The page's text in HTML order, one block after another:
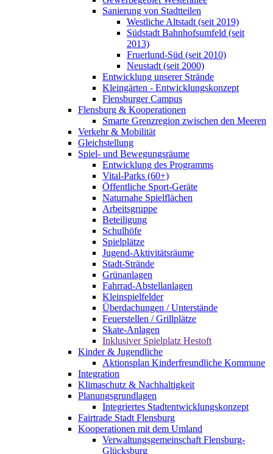
Sanierung von Stadtteilen
Westliche Altstadt (seit 2019)
Südstadt Bahnhofsumfeld (seit
2013)
Fruerlund-Süd (seit 2010)
Neustadt (seit 2000)
Entwicklung unserer Strände
Kleingärten - Entwicklungskonzept
Flensburger Campus
Flensburg & Kooperationen
Smarte Grenzregion zwischen den Meeren
Verkehr & Mobilität
Gleichstellung
Spiel- und Bewegungsräume
Entwicklung des Programms
Vital-Parks (60+)
Öffentliche Sport-Geräte
Naturnahe Spielflächen
Arbeitsgruppe
Beteiligung
Schulhöfe
Spielplätze
Jugend-Aktivitätsräume
Stadt-Strände
Grünanlagen
Fahrrad-Abstellanlagen
Kleinspielfelder
Überdachungen / Unterstände
Feuerstellen / Grillplätze
Skate-Anlagen
Inklusiver Spielplatz Hestoft
Kinder & Jugendliche
Aktionsplan Kinderfreundliche Kommune
Integration
Klimaschutz & Nachhaltigkeit
Planungsgrundlagen
Integriertes Stadtentwicklungskonzept
Fairtrade Stadt Flensburg
Kooperationen mit dem Umland
Verwaltungsgemeinschaft Flensburg-
Glücksburg